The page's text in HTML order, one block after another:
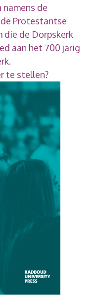
namens de
Protestantse
die de Dorpskerk
aan het 700 jarig
te stellen?